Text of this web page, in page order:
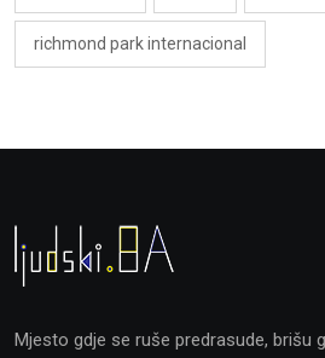
richmond park internacional
Mjesto gdje se ruše predrasude, brišu